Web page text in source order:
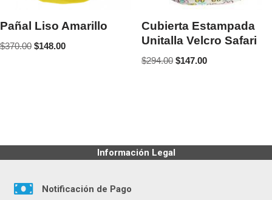
Pañal Liso Amarillo
$370.00 $148.00
Cubierta Estampada
Unitalla Velcro Safari
$294.00 $147.00
Información Legal
Notificación de Pago